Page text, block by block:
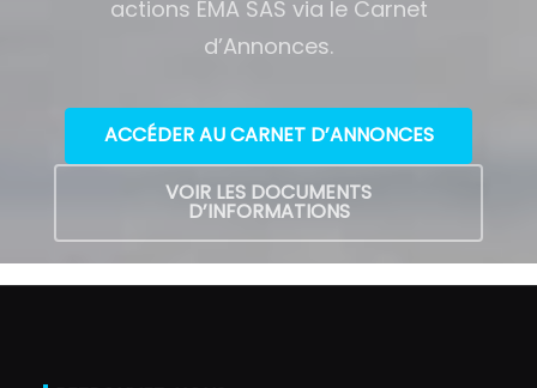
actions ÉMA SAS via le Carnet
d’Annonces.
ACCÉDER AU CARNET D’ANNONCES
VOIR LES DOCUMENTS
D’INFORMATIONS